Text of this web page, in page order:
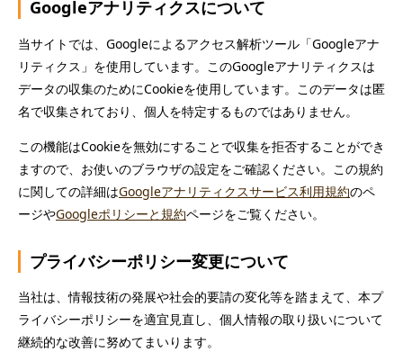
Googleアナリティクスについて
当サイトでは、Googleによるアクセス解析ツール「Googleアナ
リティクス」を使用しています。このGoogleアナリティクスは
データの収集のためにCookieを使用しています。このデータは匿
名で収集されており、個人を特定するものではありません。
この機能はCookieを無効にすることで収集を拒否することができ
ますので、お使いのブラウザの設定をご確認ください。この規約
に関しての詳細はGoogleアナリティクスサービス利用規約のペ
ージやGoogleポリシーと規約ページをご覧ください。
プライバシーポリシー変更について
当社は、情報技術の発展や社会的要請の変化等を踏まえて、本プ
ライバシーポリシーを適宜見直し、個人情報の取り扱いについて
継続的な改善に努めてまいります。